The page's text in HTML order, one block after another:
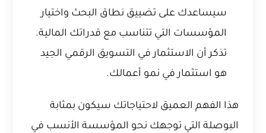
سيساعدك على تضييق نطاق البحث واختيار
المؤسسات التي تتناسب مع قدراتك المالية.
تذكر أن الاستثمار في التسويق الرقمي الجيد
هو استثمار في نمو أعمالك.
هذا الفهم العميق لاحتياجاتك سيكون بمثابة
البوصلة التي توجهك نحو المؤسسة الأنسب في